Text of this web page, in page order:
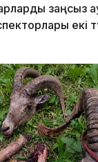
заңсыз
екі